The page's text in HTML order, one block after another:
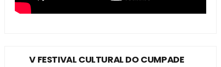
V FESTIVAL CULTURAL DO CUMPADE